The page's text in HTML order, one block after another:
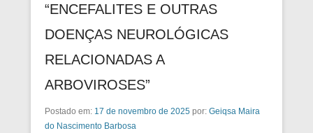
“ENCEFALITES E OUTRAS
DOENÇAS NEUROLÓGICAS
RELACIONADAS A
ARBOVIROSES”
Postado em: 17 de novembro de 2025 por: Geiqsa Maira
do Nascimento Barbosa